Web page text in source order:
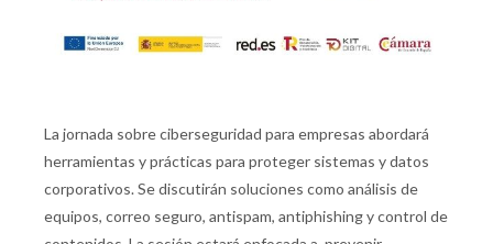
La jornada sobre ciberseguridad para empresas abordará
herramientas y prácticas para proteger sistemas y datos
corporativos. Se discutirán soluciones como análisis de
equipos, correo seguro, antispam, antiphishing y control de